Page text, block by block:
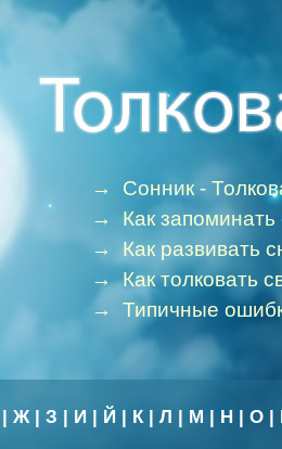
→ Сонник -
→ Как
→ Как развивать
→Как толковать
→ Типичные
| Ж| З | И | Й | К| Л | М | Н | О |